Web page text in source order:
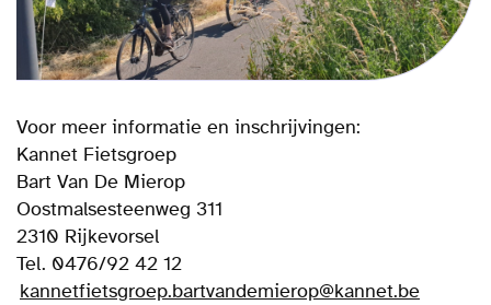
Voor meer informatie en inschrijvingen:
Kannet Fietsgroep
Bart Van De Mierop
Oostmalsesteenweg 311
2310 Rijkevorsel
Tel. 0476/92 42 12
kannetfietsgroep.bartvandemierop@kannet.be